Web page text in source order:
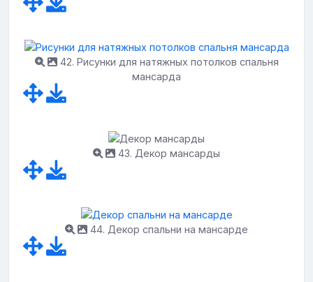
42. Рисунки для натяжных потолков спальня
мансарда
43. Декор мансарды
44. Декор спальни на мансарде